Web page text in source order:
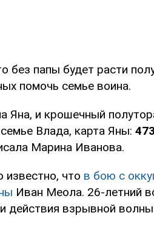
без папы будет расти
помочь семье воина.
Яна, и крошечный
Влада, карта Яны:
Марина Иванова.
известно, что в бою с
Иван Меола. 26-летний
действия взрывной